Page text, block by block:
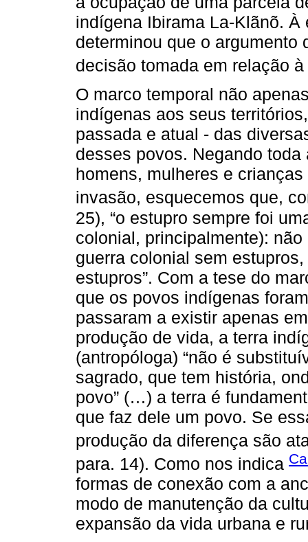
indígena Ibirama La-Klãnõ.
determinou que o argumento
decisão tomada em relação
O marco temporal não
indígenas aos seus
passada e atual - das
desses povos. Negando
homens, mulheres e crianças
invasão, esquecemos que,
25), “o estupro sempre foi
colonial, principalmente):
guerra colonial sem
estupros”. Com a tese do
que os povos indígenas
passaram a existir apenas
produção de vida, a terra
(antropóloga) “não é
sagrado, que tem história,
povo” (…) a terra é
que faz dele um povo. Se
produção da diferença são
para. 14). Como nos indica
formas de conexão com a
modo de manutenção da
expansão da vida urbana e